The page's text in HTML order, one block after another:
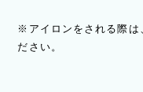
※アイロンをされる際は
ださい。